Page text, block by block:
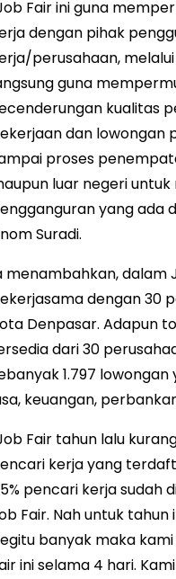
Fair ini guna
dengan pihak
perusahaan,
guna
kualitas
dan lowongan
proses
luar negeri
yang ada
Suradi.
menambahkan, dalam
dengan 30
Denpasar. Adapun
dari 30
1.797
keuangan,
Fair tahun lalu
kerja yang
pencari kerja sudah
Fair. Nah untuk tahun
banyak maka
ini selama 4 hari.